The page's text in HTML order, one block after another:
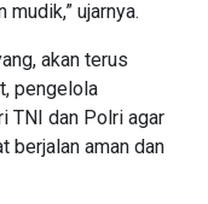
ujarnya.
akan terus
pengelola
TNI dan Polri agar
berjalan aman dan